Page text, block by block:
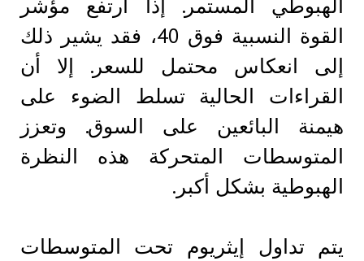
الهبوطي المستمر. إذا ارتفع مؤشر
القوة النسبية فوق 40، فقد يشير ذلك
إلى انعكاس محتمل للسعر. إلا أن
القراءات الحالية تسلط الضوء على
هيمنة البائعين على السوق. وتعزز
المتوسطات المتحركة هذه النظرة
الهبوطية بشكل أكبر.
يتم تداول إيثريوم تحت المتوسطات